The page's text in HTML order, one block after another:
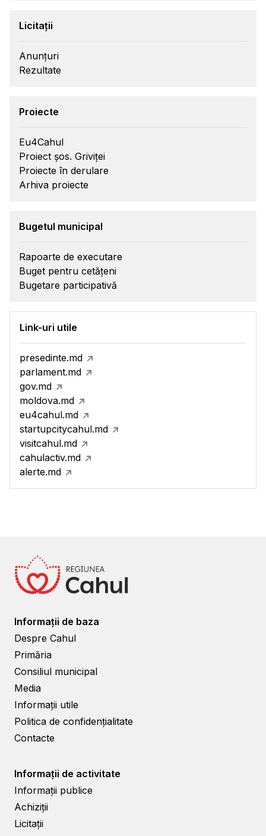
Licitații
Anunțuri
Rezultate
Proiecte
Eu4Cahul
Proiect șos. Griviței
Proiecte în derulare
Arhiva proiecte
Bugetul municipal
Rapoarte de executare
Buget pentru cetățeni
Bugetare participativă
Link-uri utile
presedinte.md
parlament.md
gov.md
moldova.md
eu4cahul.md
startupcitycahul.md
visitcahul.md
cahulactiv.md
alerte.md
Informații de baza
Despre Cahul
Primăria
Consiliul municipal
Media
Informații utile
Politica de confidențialitate
Contacte
Informații de activitate
Informații publice
Achiziții
Licitații